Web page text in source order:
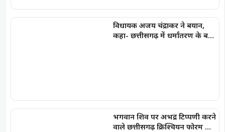
विधायक अजय चंद्राकर ने बयान,
कहा- छत्तीसगढ़ में धर्मांतरण के बड़े
भगवान शिव पर अभद्र टिप्पणी करने
वाले छत्तीसगढ़ क्रिश्चियन फोरम के